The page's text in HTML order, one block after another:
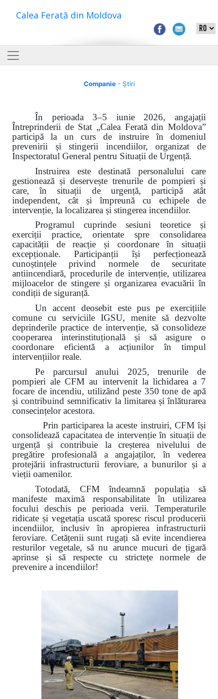
Calea Ferată din Moldova
Companie- Știri
În perioada 3–5 iunie 2026, angajații
Întreprinderii de Stat „Calea Ferată din Moldova”
participă la un curs de instruire în domeniul
prevenirii și stingerii incendiilor, organizat de
Inspectoratul General pentru Situații de Urgență.
Instruirea este destinată personalului care
gestionează și deservește trenurile de pompieri și
care, în situații de urgență, participă atât
independent, cât și împreună cu echipele de
intervenție, la localizarea și stingerea incendiilor.
Programul cuprinde sesiuni teoretice și
exerciții practice, orientate spre consolidarea
capacității de reacție și coordonare în situații
excepționale. Participanții își perfecționează
cunoștințele privind normele de securitate
antiincendiară, procedurile de intervenție, utilizarea
mijloacelor de stingere și organizarea evacuării în
condiții de siguranță.
Un accent deosebit este pus pe exercițiile
comune cu serviciile IGSU, menite să dezvolte
deprinderile practice de intervenție, să consolideze
cooperarea interinstituțională și să asigure o
coordonare eficientă a acțiunilor în timpul
intervențiilor reale.
Pe parcursul anului 2025, trenurile de
pompieri ale CFM au intervenit la lichidarea a 7
focare de incendiu, utilizând peste 350 tone de apă
și contribuind semnificativ la limitarea și înlăturarea
consecințelor acestora.
Prin participarea la aceste instruiri, CFM își
consolidează capacitatea de intervenție în situații de
urgență și contribuie la creșterea nivelului de
pregătire profesională a angajaților, în vederea
protejării infrastructurii feroviare, a bunurilor și a
vieții oamenilor.
Totodată, CFM îndeamnă populația să
manifeste maximă responsabilitate în utilizarea
focului deschis pe perioada verii. Temperaturile
ridicate și vegetația uscată sporesc riscul producerii
incendiilor, inclusiv în apropierea infrastructurii
feroviare. Cetățenii sunt rugați să evite incendierea
resturilor vegetale, să nu arunce mucuri de țigară
aprinse și să respecte cu strictețe normele de
prevenire a incendiilor!